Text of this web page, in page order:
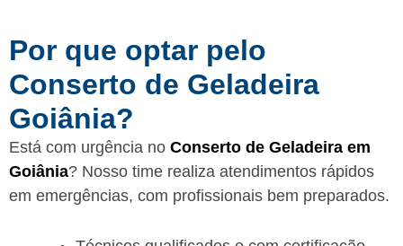
Por que optar pelo
Conserto de Geladeira
Goiânia?
Está com urgência no Conserto de Geladeira em
Goiânia? Nosso time realiza atendimentos rápidos
em emergências, com profissionais bem preparados.